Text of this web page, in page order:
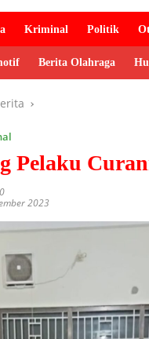
Kriminal Politik
Berita Olahraga
Pelaku
2023